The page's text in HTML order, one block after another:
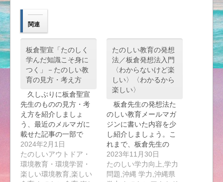
関連
板倉聖宣「たのしく
学んだ知識こそ身に
つく」－たのしい教
育の見方・考え方
久しぶりに板倉聖宣
先生のものの見方・考
え方を紹介しましょ
う、最近のメルマガに
載せた記事の一部で
す。…
2024年2月1日
たのしいアウトドア・
環境教育・環境学習・
楽しい環境教育,楽しい
たのしい教育の発想
法／板倉発想法入門
〈わからないけど楽
しい〉〈わかるから
楽しい〉
板倉先生の発想法た
のしい教育メールマガ
ジンに書いた内容を少
し紹介しましょう。こ
れまで、板倉先生の
講…
2023年11月30日
たのしい学力向上,学力
問題,沖縄 学力,沖縄県